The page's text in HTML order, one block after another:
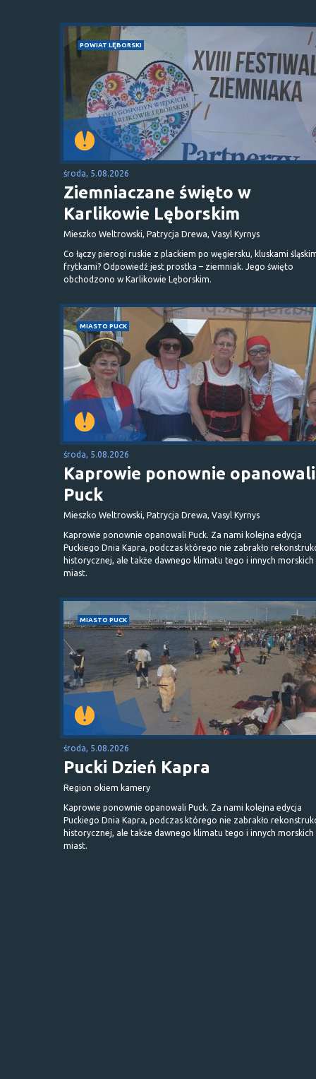
POWIAT LĘBORSKI
środa, 5.08.2026
Ziemniaczane święto w
Karlikowie Lęborskim
Mieszko Weltrowski, Patrycja Drewa, Vasyl Kyrnys
Co łączy pierogi ruskie z plackiem po węgiersku, kluskami
frytkami? Odpowiedź jest prostka – ziemniak. Jego święto
obchodzono w Karlikowie Lęborskim.
MIASTO PUCK
środa, 5.08.2026
Kaprowie ponownie opanowali
Puck
Mieszko Weltrowski, Patrycja Drewa, Vasyl Kyrnys
Kaprowie ponownie opanowali Puck. Za nami kolejna edycja
Puckiego Dnia Kapra, podczas którego nie zabrakło
historycznej, ale także dawnego klimatu tego i innych morskich
miast.
MIASTO PUCK
środa, 5.08.2026
Pucki Dzień Kapra
Region okiem kamery
Kaprowie ponownie opanowali Puck. Za nami kolejna edycja
Puckiego Dnia Kapra, podczas którego nie zabrakło
historycznej, ale także dawnego klimatu tego i innych morskich
miast.